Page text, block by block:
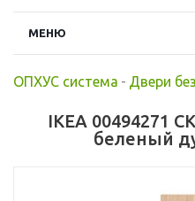
МЕНЮ
ОПХУС система - Двери
IKEA 00494271
беленый